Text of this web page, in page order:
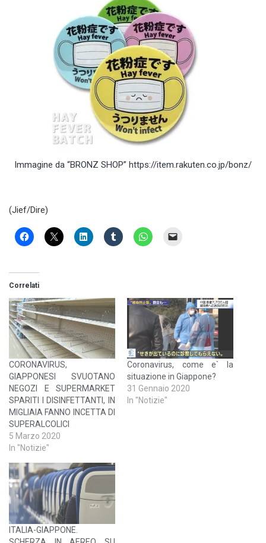
Immagine da “BRONZ SHOP” https://item.rakuten.co.jp/bonz/
(Jief/Dire)
Correlati
CORONAVIRUS,
GIAPPONESI SVUOTANO
NEGOZI E SUPERMARKET
SPARITI I DISINFETTANTI, IN
MIGLIAIA FANNO INCETTA DI
SUPERALCOLICI
5 Marzo 2020
In "Notizie"
Coronavirus, come e` la
situazione in Giappone?
31 Gennaio 2020
In "Notizie"
ITALIA-GIAPPONE.